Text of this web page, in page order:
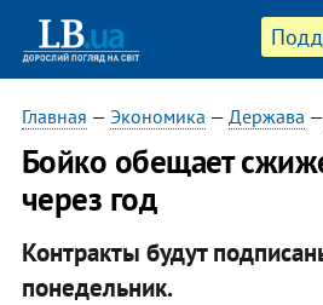
Главная — Экономика — Держава —
Бойко обещает
через год
Контракты будут
понедельник.